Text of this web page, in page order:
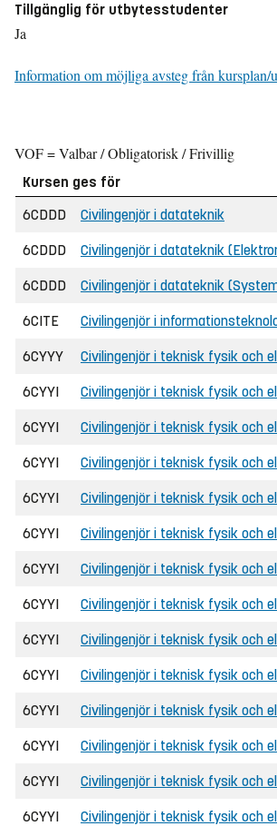
Tillgänglig för utbytesstudenter
Ja
Information om möjliga avsteg från kursplan/
VOF = Valbar / Obligatorisk / Frivillig
Kursen ges för
6CDDD
Civilingenjör i datateknik
6CDDD Civilingenjör i datateknik
6CDDD Civilingenjör i datateknik
6CITE Civilingenjör i
6CYYY Civilingenjör i teknisk fysik och
6CYYI Civilingenjör i teknisk fysik och
6CYYI Civilingenjör i teknisk fysik och
6CYYI Civilingenjör i teknisk fysik och
6CYYI Civilingenjör i teknisk fysik och
6CYYI Civilingenjör i teknisk fysik och
6CYYI Civilingenjör i teknisk fysik och
6CYYI Civilingenjör i teknisk fysik och
6CYYI Civilingenjör i teknisk fysik och
6CYYI Civilingenjör i teknisk fysik och
6CYYI Civilingenjör i teknisk fysik och
6CYYI Civilingenjör i teknisk fysik och
6CYYI Civilingenjör i teknisk fysik och
6CYYI Civilingenjör i teknisk fysik och